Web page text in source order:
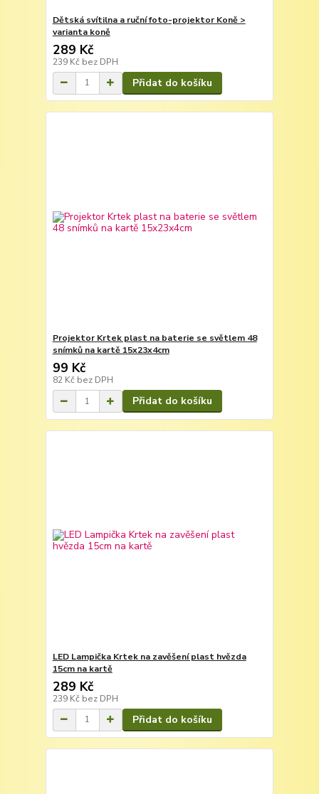
Dětská svítilna a ruční foto-projektor Koně >
varianta koně
289 Kč
239 Kč bez DPH
Přidat do košíku
Projektor Krtek plast na baterie se světlem 48
snímků na kartě 15x23x4cm
99 Kč
82 Kč bez DPH
Přidat do košíku
LED Lampička Krtek na zavěšení plast hvězda
15cm na kartě
289 Kč
239 Kč bez DPH
Přidat do košíku